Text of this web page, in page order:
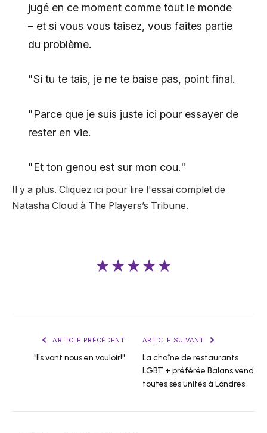
jugé en ce moment comme tout le monde
– et si vous vous taisez, vous faites partie
du problème.
"Si tu te tais, je ne te baise pas, point final.
"Parce que je suis juste ici pour essayer de
rester en vie.
"Et ton genou est sur mon cou."
Il y a plus. Cliquez ici pour lire l'essai complet de
Natasha Cloud à The Players’s Tribune.
★★★★★
ARTICLE PRÉCÉDENT
"Ils vont nous en vouloir!"
ARTICLE SUIVANT
La chaîne de restaurants
LGBT + préférée Balans vend
toutes ses unités à Londres